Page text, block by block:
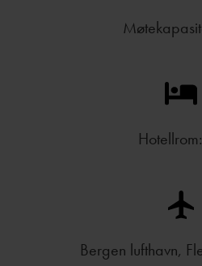
Bergen lufthavn,